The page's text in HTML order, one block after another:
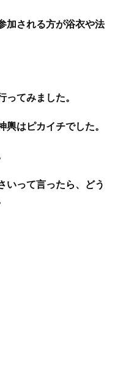
加される方が浴衣や法
てみました。
はピカイチでした。
いって言ったら、どう